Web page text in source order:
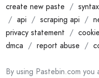
create new paste /
/ api / scraping api /
privacy statement /
dmca / report abuse /
By using Pastebin.com